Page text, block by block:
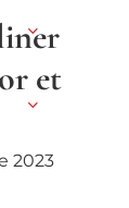
et
2023